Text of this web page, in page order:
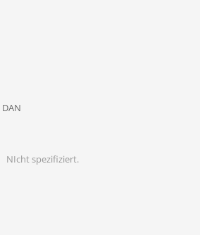
DAN
NIcht spezifiziert.